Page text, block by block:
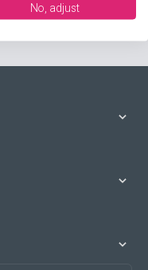
legkényelmesebben
No, adjust